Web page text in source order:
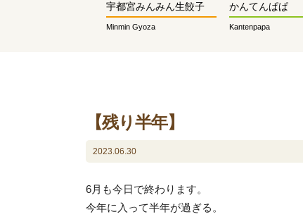
宇都宮みんみん生餃子
Minmin Gyoza
かんてんぱぱ
Kantenpapa
【残り半年】
2023.06.30
6月も今日で終わります。
今年に入って半年が過ぎる。